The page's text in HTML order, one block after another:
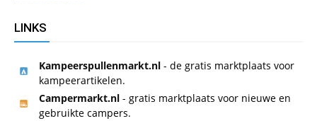
LINKS
Kampeerspullenmarkt.nl - de gratis marktplaats voor
kampeerartikelen.
Campermarkt.nl - gratis marktplaats voor nieuwe en
gebruikte campers.